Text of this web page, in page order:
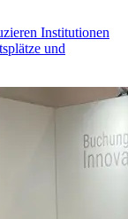
Institutionen
und